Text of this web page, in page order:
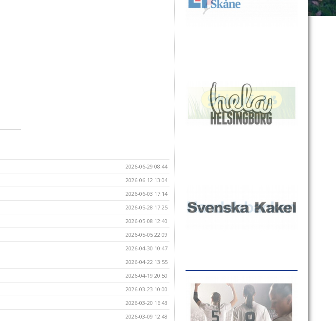
2026-06-29 08:44
2026-06-12 13:04
2026-06-03 17:14
2026-05-28 17:25
2026-05-08 12:40
2026-05-05 22:09
2026-04-30 10:47
2026-04-22 13:55
2026-04-19 20:50
2026-03-23 10:00
2026-03-20 16:43
2026-03-09 12:48